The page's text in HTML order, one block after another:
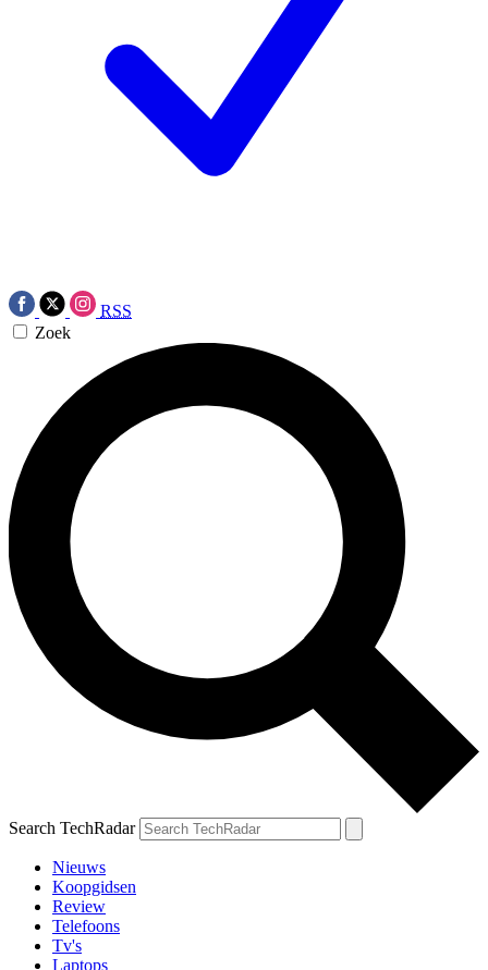
RSS
Zoek
Search TechRadar
Nieuws
Koopgidsen
Review
Telefoons
Tv's
Laptops